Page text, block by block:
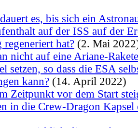
es, bis sich ein
auf der ISS auf der
hat? (2. Mai
nicht auf eine Ariane-
setzen, so dass die ESA
kann? (14. April 2022)
Zeitpunkt vor dem Start
in die Crew-Dragon Kapsel